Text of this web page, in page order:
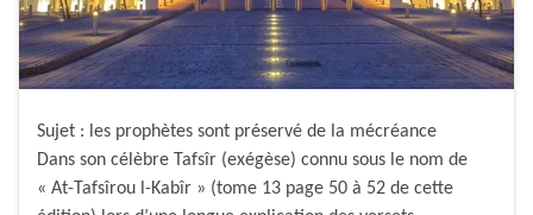
Sujet : les prophètes sont préservé de la mécréance
Dans son célèbre Tafsîr (exégèse) connu sous le nom de
« At-Tafsîrou l-Kabîr » (tome 13 page 50 à 52 de cette